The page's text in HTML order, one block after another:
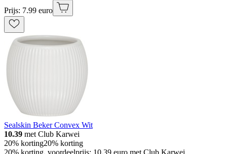
Prijs: 7.99 euro
Sealskin Beker Convex Wit
10.39 met Club Karwei
20% korting20% korting